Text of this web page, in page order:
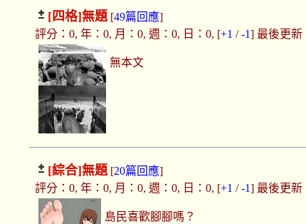
[四格]無題 [49篇回應]
評分：0, 年：0, 月：0, 週：0, 日：0, [+1 /-1] 最後更新
無本文
[綜合]無題 [20篇回應]
評分：0, 年：0, 月：0, 週：0, 日：0, [+1 /-1] 最後更新
島民喜歡腳腳嗎？